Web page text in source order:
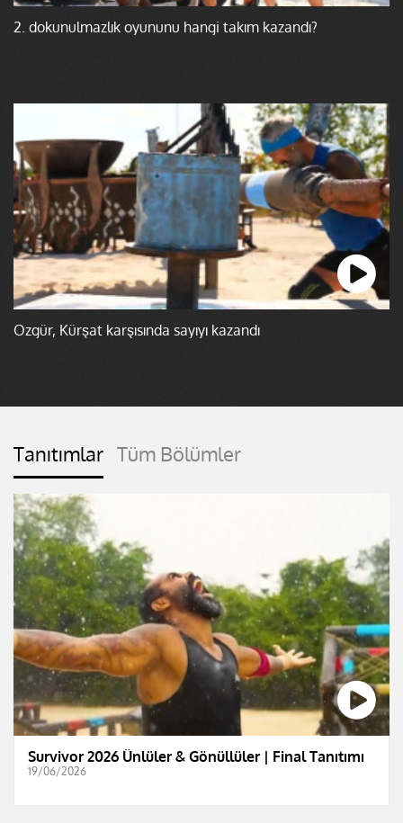
2. dokunulmazlık oyununu hangi takım kazandı?
Özgür, Kürşat karşısında sayıyı kazandı
Tanıtımlar Tüm Bölümler
Survivor 2026 Ünlüler & Gönüllüler | Final Tanıtımı
19/06/2026